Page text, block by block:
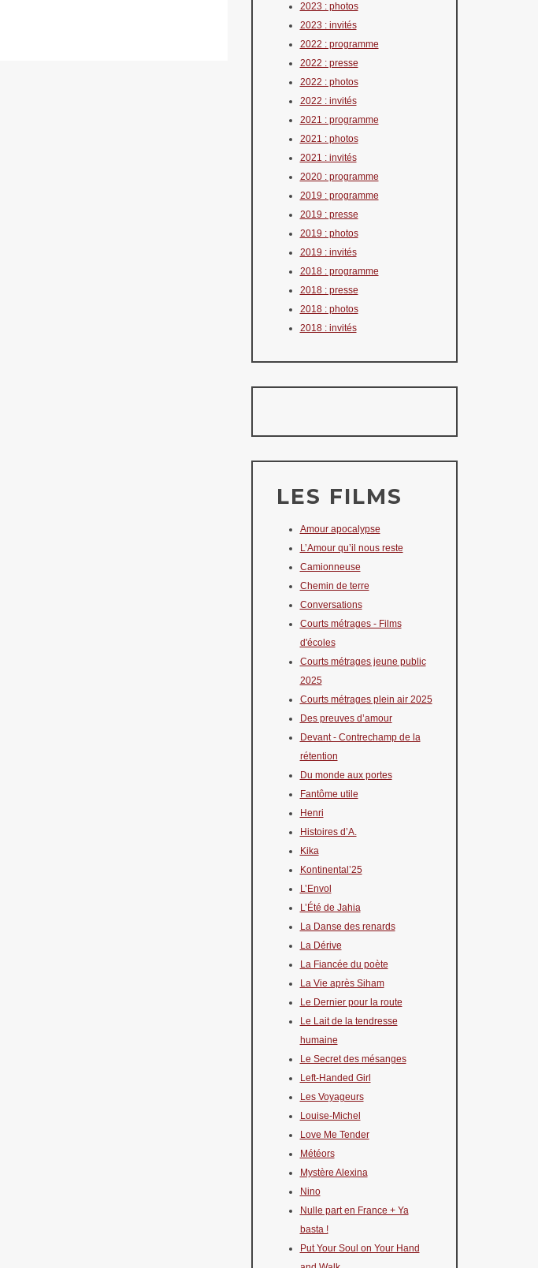
2023 : photos
2023 : invités
2022 : programme
2022 : presse
2022 : photos
2022 : invités
2021 : programme
2021 : photos
2021 : invités
2020 : programme
2019 : programme
2019 : presse
2019 : photos
2019 : invités
2018 : programme
2018 : presse
2018 : photos
2018 : invités
LES FILMS
Amour apocalypse
L’Amour qu’il nous reste
Camionneuse
Chemin de terre
Conversations
Courts métrages - Films
d'écoles
Courts métrages jeune public
2025
Courts métrages plein air 2025
Des preuves d’amour
Devant - Contrechamp de la
rétention
Du monde aux portes
Fantôme utile
Henri
Histoires d’A.
Kika
Kontinental’25
L’Envol
L’Été de Jahia
La Danse des renards
La Dérive
La Fiancée du poète
La Vie après Siham
Le Dernier pour la route
Le Lait de la tendresse
humaine
Le Secret des mésanges
Left-Handed Girl
Les Voyageurs
Louise-Michel
Love Me Tender
Météors
Mystère Alexina
Nino
Nulle part en France + Ya
basta !
Put Your Soul on Your Hand